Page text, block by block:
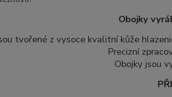
Obojky
tvořené z vysoce kvalitní kůže
Precizní
Obojky jsou